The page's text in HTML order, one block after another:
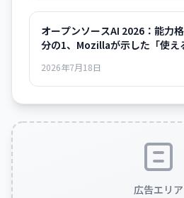
オープンソースAI 2026：能力
分の1、Mozillaが示した「使え
2026年7月18日
広告エリア